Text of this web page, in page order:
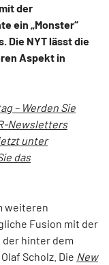
der
ein „Monster“
Die NYT lässt die
Aspekt in
– Werden Sie
Newsletters
unter
das
weiteren
Fusion mit der
hinter dem
Scholz. Die New